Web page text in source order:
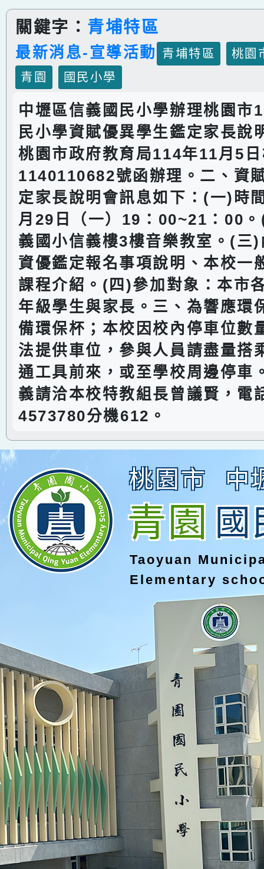
關鍵字： 青埔特區
最新消息-宣導活動 青埔特區
桃園
青園
國民小學
中壢區信義國民小學辦理桃園市
民小學資賦優異學生鑑定家長說
桃園市政府教育局114年11月5
1140110682號函辦理。二、資
定家長說明會訊息如下：(一)時
月29日（一）19：00~21：00
義國小信義樓3樓音樂教室。(三
資優鑑定報名事項說明、本校一
課程介紹。(四)參加對象：本市
年級學生與家長。三、為響應環
備環保杯；本校因校內停車位數
法提供車位，參與人員請盡量搭
通工具前來，或至學校周邊停車
義請洽本校特教組長曾議賢，電
4573780分機612。
桃園市 中
青園國
Taoyuan
Elementary